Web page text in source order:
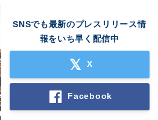
SNSでも最新のプレスリリース情
報をいち早く配信中
X
Facebook